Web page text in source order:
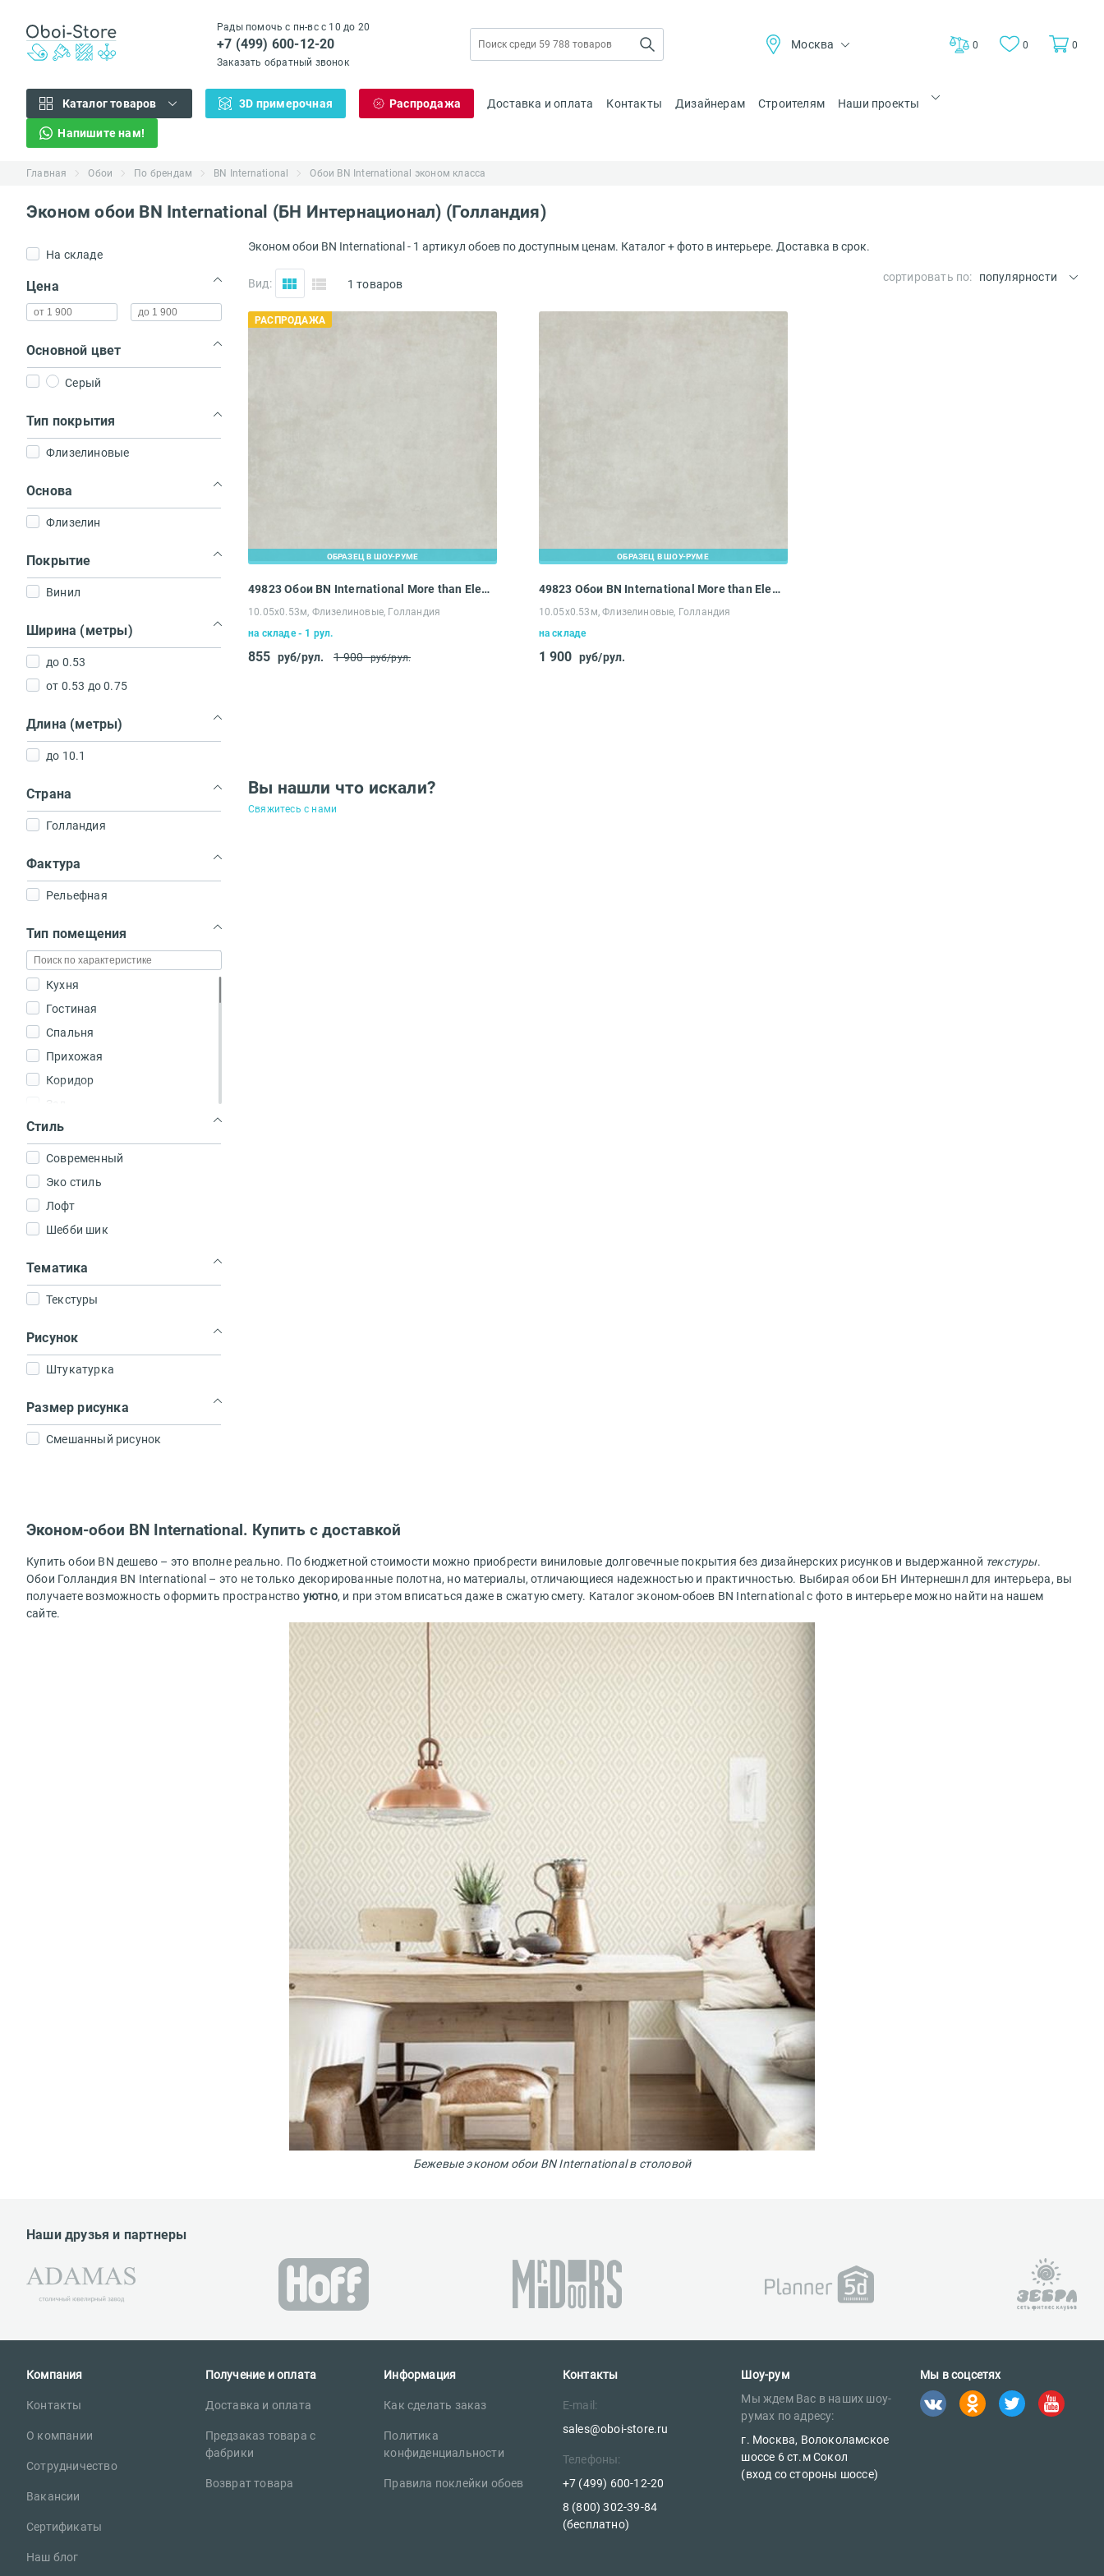
Рады помочь с пн-вс с 10 до 20
+7 (499) 600-12-20
Заказать обратный звонок
Москва 0 0 0
Каталог товаров 3D примерочная Распродажа Доставка и оплата Контакты Дизайнерам Строителям Наши проекты
Напишите нам!
Главная Обои По брендам BN International Обои BN International эконом класса
Эконом обои BN International (БН Интернационал) (Голландия)
На складе
Цена
Основной цвет
Серый
Тип покрытия
Флизелиновые
Основа
Флизелин
Покрытие
Винил
Ширина (метры)
до 0.53
от 0.53 до 0.75
Длина (метры)
до 10.1
Страна
Голландия
Фактура
Рельефная
Тип помещения
Кухня
Гостиная
Спальня
Прихожая
Коридор
Зал
Зона отдыха
Коттедж
Дача
Загородный дом
Стиль
Современный
Эко стиль
Лофт
Шебби шик
Тематика
Текстуры
Рисунок
Штукатурка
Размер рисунка
Смешанный рисунок
Эконом обои BN International - 1 артикул обоев по доступным ценам. Каталог + фото в интерьере. Доставка в срок.
Вид: 1 товаров
сортировать по: популярности
РАСПРОДАЖА
ОБРАЗЕЦ В ШОУ-РУМЕ
49823 Обои BN International More than Elements
10.05х0.53м, Флизелиновые, Голландия
на складе - 1 рул.
855 руб/рул. 1 900 руб/рул.
ОБРАЗЕЦ В ШОУ-РУМЕ
49823 Обои BN International More than Elements
10.05х0.53м, Флизелиновые, Голландия
на складе
1 900 руб/рул.
Вы нашли что искали?
Свяжитесь с нами
Эконом-обои BN International. Купить с доставкой
Купить обои BN дешево – это вполне реально. По бюджетной стоимости можно приобрести виниловые долговечные покрытия без дизайнерских рисунков и выдержанной текстуры.
Обои Голландия BN International – это не только декорированные полотна, но материалы, отличающиеся надежностью и практичностью. Выбирая обои БН Интернешнл для интерьера, вы
получаете возможность оформить пространство уютно, и при этом вписаться даже в сжатую смету. Каталог эконом-обоев BN International с фото в интерьере можно найти на нашем
сайте.
Бежевые эконом обои BN International в столовой
Наши друзья и партнеры
Компания
Контакты
О компании
Сотрудничество
Вакансии
Сертификаты
Наш блог
Получение и оплата
Доставка и оплата
Предзаказ товара с
фабрики
Возврат товара
Информация
Как сделать заказ
Политика
конфиденциальности
Правила поклейки обоев
Контакты
E-mail:
sales@oboi-store.ru
Телефоны:
+7 (499) 600-12-20
8 (800) 302-39-84
(бесплатно)
Шоу-рум
Мы ждем Вас в наших шоу-
румах по адресу:
г. Москва, Волоколамское
шоссе 6 ст.м Сокол
(вход со стороны шоссе)
Мы в соцсетях